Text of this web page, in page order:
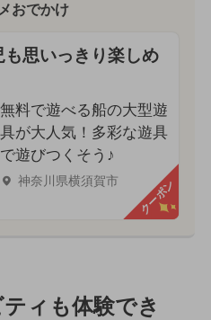
おでかけ
思いっきり楽しめ
無料で遊べる船の大型遊
具が大人気！多彩な遊具
で遊びつくそう♪
神奈川県横須賀市 クーポン
ィも体験でき